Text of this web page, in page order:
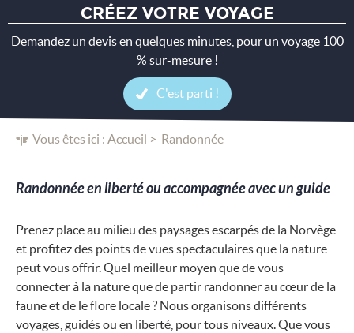
CRÉEZ VOTRE VOYAGE
Demandez un devis en quelques minutes, pour un voyage 100
% sur-mesure !
C'est parti !
Vous êtes ici : Accueil Randonnée
Randonnée en liberté ou accompagnée avec un guide
Prenez place au milieu des paysages escarpés de la Norvège
et profitez des points de vues spectaculaires que la nature
peut vous offrir. Quel meilleur moyen que de vous
connecter à la nature que de partir randonner au cœur de la
faune et de le flore locale ? Nous organisons différents
voyages, guidés ou en liberté, pour tous niveaux. Que vous